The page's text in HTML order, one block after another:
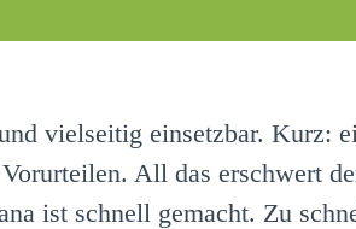
vielseitig einsetzbar. Kurz:
All das erschwert
ist schnell gemacht. Zu